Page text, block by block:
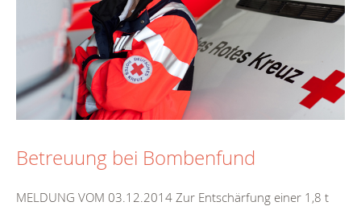
Betreuung bei Bombenfund
MELDUNG VOM 03.12.2014 Zur Entschärfung einer 1,8 t